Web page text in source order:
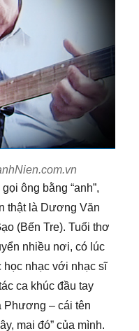
ông bằng “anh”,
thật là Dương Văn
(Bến Tre). Tuổi thơ
nhiều nơi, có lúc
học nhạc với nhạc sĩ
ca khúc đầu tay
– cái tên
mai đó” của mình.